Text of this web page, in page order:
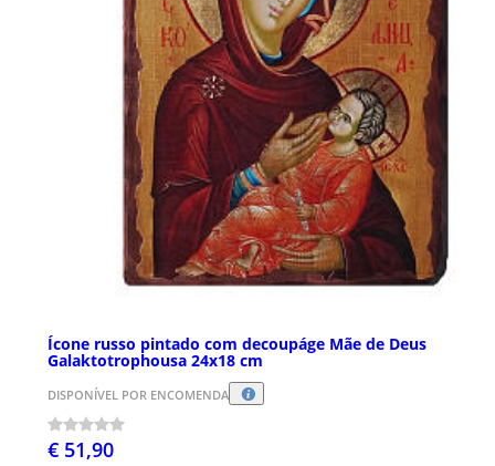
Ícone russo pintado com decoupáge Mãe de Deus
Galaktotrophousa 24x18 cm
DISPONÍVEL POR ENCOMENDA
€ 51,90